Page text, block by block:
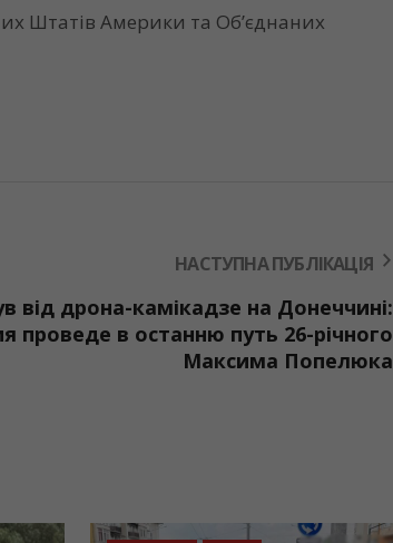
Штатів Америки та Об’єднаних
НАСТУПНА ПУБЛІКАЦІЯ
від дрона-камікадзе на Донеччині:
проведе в останню путь 26-річного
Максима Попелюка